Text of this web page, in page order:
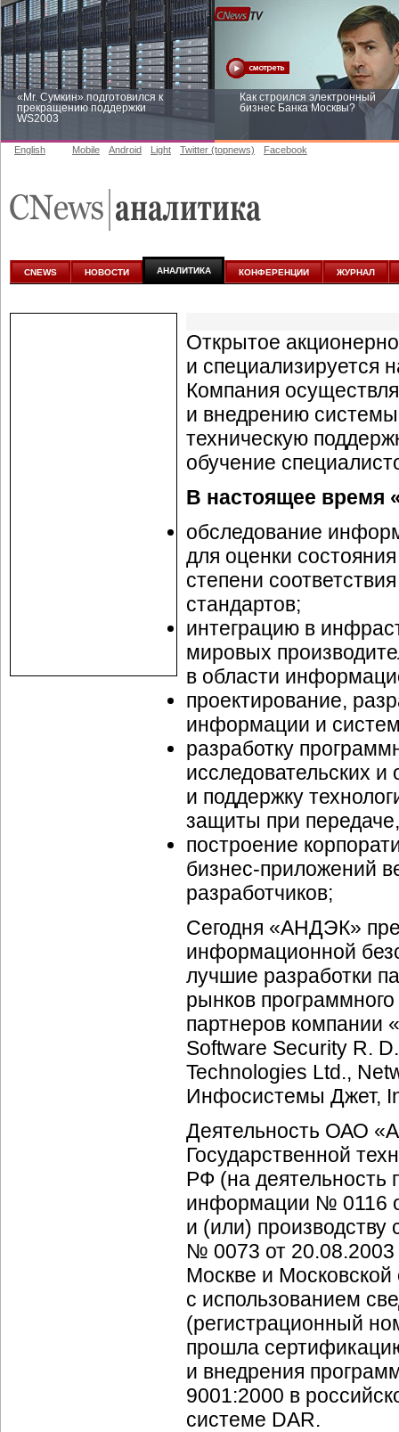
«Mr. Сумкин» подготовился к
прекращению поддержки
WS2003
Как строился электронный
бизнес Банка Москвы?
аналитике
English Mobile Android Light Twitter (topnews) Facebook
CNEWS НОВОСТИ АНАЛИТИКА КОНФЕРЕНЦИИ ЖУРНАЛ
Открытое
и специализируется
Компания
и внедрению
техническую
обучение
В настоящее
обследование
для оценки
степени
стандартов;
интеграцию в
мировых
в области
проектирование,
информации и
разработку
исследовательских и
и поддержку
защиты при
построение
бизнес-приложений
разработчиков;
Сегодня «АНДЭК»
информационной
лучшие разработки
рынков
партнеров компании
Software Security R.
Technologies Ltd.,
Инфосистемы Джет,
Деятельность ОАО
Государственной
РФ (на деятельность
информации № 0116
и (или)
№ 0073 от 20.08.2003
Москве и Московской
с использованием
(регистрационный
прошла
и внедрения
9001:2000 в
системе DAR.